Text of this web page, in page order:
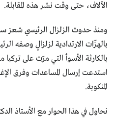
الآلاف، حتى وقت نشر هذه المقابلة.
ومنذ حدوث الزلزال الرئيسي شعرَ
بالهزّات الارتدادية لزلزالٍ وصفه
بالكارثة الأسوأ التي مرّت على تركيا
استدعت إرسال المساعدات وفرق
المنكوبة.
نحاول في هذا الحوار مع الأستاذ